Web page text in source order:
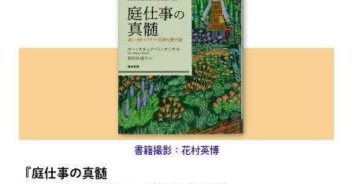
書籍撮影：花村英博
『庭仕事の真髄